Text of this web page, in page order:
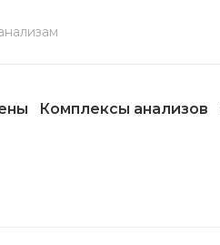
Комплексы анализов